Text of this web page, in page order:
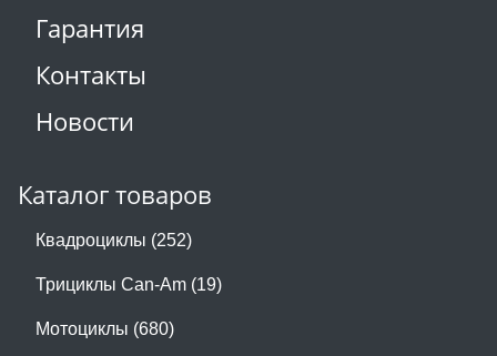
Гарантия
Контакты
Новости
Каталог товаров
Квадроциклы (252)
Трициклы Can-Am (19)
Мотоциклы (680)